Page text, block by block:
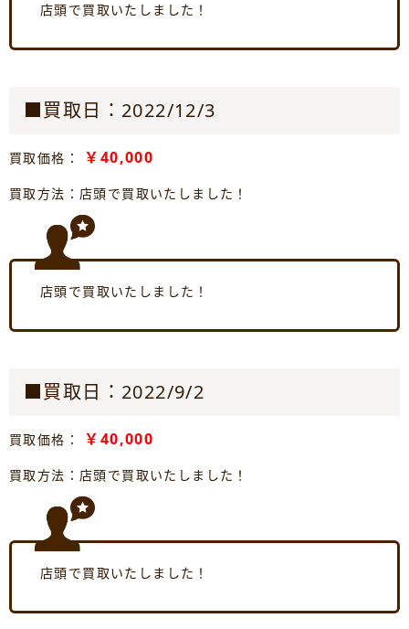
店頭で買取いたしました！
■買取日：2022/12/3
買取価格： ￥40,000
買取方法：店頭で買取いたしました！
店頭で買取いたしました！
■買取日：2022/9/2
買取価格： ￥40,000
買取方法：店頭で買取いたしました！
店頭で買取いたしました！